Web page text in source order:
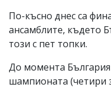
По-късно днес са
ансамблите, където
този с пет топки.
До момента
шампионата (четири